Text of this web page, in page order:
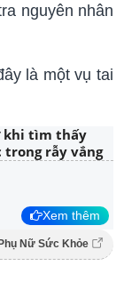
nguyên nhân
là một vụ tai
khi tìm thấy
rẫy vắng
Xem thêm
Nữ Sức Khỏe